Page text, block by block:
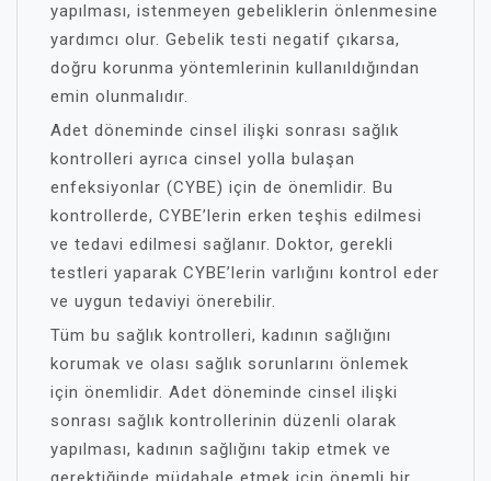
yapılması, istenmeyen gebeliklerin önlenmesine
yardımcı olur. Gebelik testi negatif çıkarsa,
doğru korunma yöntemlerinin kullanıldığından
emin olunmalıdır.
Adet döneminde cinsel ilişki sonrası sağlık
kontrolleri ayrıca cinsel yolla bulaşan
enfeksiyonlar (CYBE) için de önemlidir. Bu
kontrollerde, CYBE’lerin erken teşhis edilmesi
ve tedavi edilmesi sağlanır. Doktor, gerekli
testleri yaparak CYBE’lerin varlığını kontrol eder
ve uygun tedaviyi önerebilir.
Tüm bu sağlık kontrolleri, kadının sağlığını
korumak ve olası sağlık sorunlarını önlemek
için önemlidir. Adet döneminde cinsel ilişki
sonrası sağlık kontrollerinin düzenli olarak
yapılması, kadının sağlığını takip etmek ve